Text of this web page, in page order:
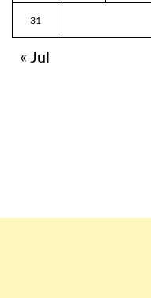
31
« Jul